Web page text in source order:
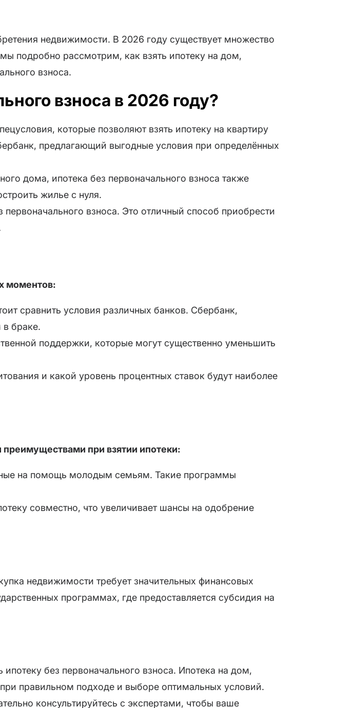
недвижимости. В 2026 году существует множество
подробно рассмотрим, как взять ипотеку на дом,
взноса.
взноса в 2026 году?
которые позволяют взять ипотеку на квартиру
предлагающий выгодные условия при определённых
дома, ипотека без первоначального взноса также
жилье с нуля.
взноса. Это отличный способ приобрести
моментов:
сравнить условия различных банков. Сбербанк,
браке.
поддержки, которые могут существенно уменьшить
и какой уровень процентных ставок будут наиболее
при взятии ипотеки:
на помощь молодым семьям. Такие программы
совместно, что увеличивает шансы на одобрение
недвижимости требует значительных финансовых
программах, где предоставляется субсидия на
без первоначального взноса. Ипотека на дом,
правильном подходе и выборе оптимальных условий.
консультируйтесь с экспертами, чтобы ваше